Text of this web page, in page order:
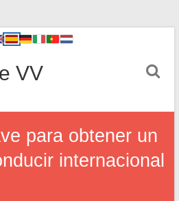
VV
para obtener un
internacional